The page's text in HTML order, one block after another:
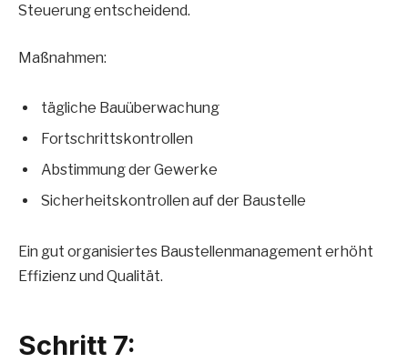
Steuerung entscheidend.
Maßnahmen:
tägliche Bauüberwachung
Fortschrittskontrollen
Abstimmung der Gewerke
Sicherheitskontrollen auf der Baustelle
Ein gut organisiertes Baustellenmanagement erhöht
Effizienz und Qualität.
Schritt 7: